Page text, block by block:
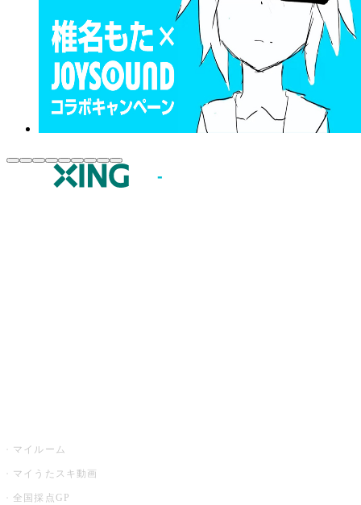
マイルーム
マイうたスキ動画
全国採点GP